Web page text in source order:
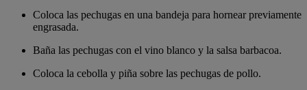
Coloca las pechugas en una bandeja para hornear previamente
engrasada.
Baña las pechugas con el vino blanco y la salsa barbacoa.
Coloca la cebolla y piña sobre las pechugas de pollo.